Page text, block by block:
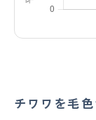
チワワを毛